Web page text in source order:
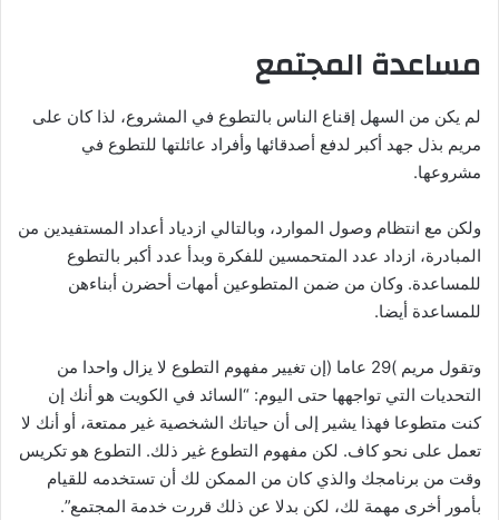
مساعدة المجتمع
لم يكن من السهل إقناع الناس بالتطوع في المشروع، لذا كان على
مريم بذل جهد أكبر لدفع أصدقائها وأفراد عائلتها للتطوع في
مشروعها.
ولكن مع انتظام وصول الموارد، وبالتالي ازدياد أعداد المستفيدين من
المبادرة، ازداد عدد المتحمسين للفكرة وبدأ عدد أكبر بالتطوع
للمساعدة. وكان من ضمن المتطوعين أمهات أحضرن أبناءهن
للمساعدة أيضا.
وتقول مريم )29 عاما (إن تغيير مفهوم التطوع لا يزال واحدا من
التحديات التي تواجهها حتى اليوم: “السائد في الكويت هو أنك إن
كنت متطوعا فهذا يشير إلى أن حياتك الشخصية غير ممتعة، أو أنك لا
تعمل على نحو كاف. لكن مفهوم التطوع غير ذلك. التطوع هو تكريس
وقت من برنامجك والذي كان من الممكن لك أن تستخدمه للقيام
بأمور أخرى مهمة لك، لكن بدلا عن ذلك قررت خدمة المجتمع”.